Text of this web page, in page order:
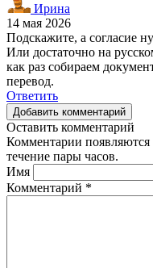
Ирина
14 мая 2026
Подскажите, а согласие
Или достаточно на
как раз собираем
перевод.
Ответить
Добавить комментарий
Оставить комментарий
Комментарии появляются
течение пары часов.
Имя
Комментарий *